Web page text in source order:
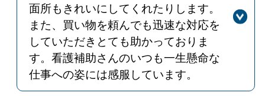
面所もきれいにしてくれたりします。
また、買い物を頼んでも迅速な対応を
していただきとても助かっておりま
す。看護補助さんのいつも一生懸命な
仕事への姿には感服しています。
回答
ありがとうございます。病棟スタッフ